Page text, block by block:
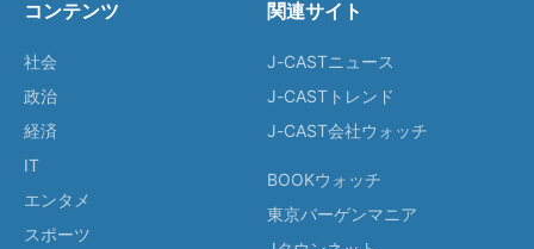
コンテンツ
社会
政治
経済
IT
エンタメ
スポーツ
関連サイト
J-CASTニュース
J-CASTトレンド
J-CAST会社ウォッチ
BOOKウォッチ
東京バーゲンマニア